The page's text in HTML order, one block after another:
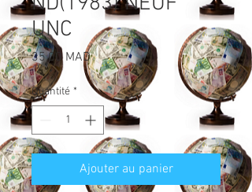
UNC
35,00 MADPrix
Quantité *
Ajouter au panier